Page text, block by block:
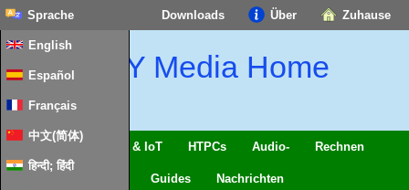
Zuhause
Über
Downloads
Sprache
English
Español
Français
中文(简体)
हिन्दी; हिंदी
DIY Media Home
Intelligentes Zuhause & IoT HTPCs Audio- Rechnen
Guides Nachrichten